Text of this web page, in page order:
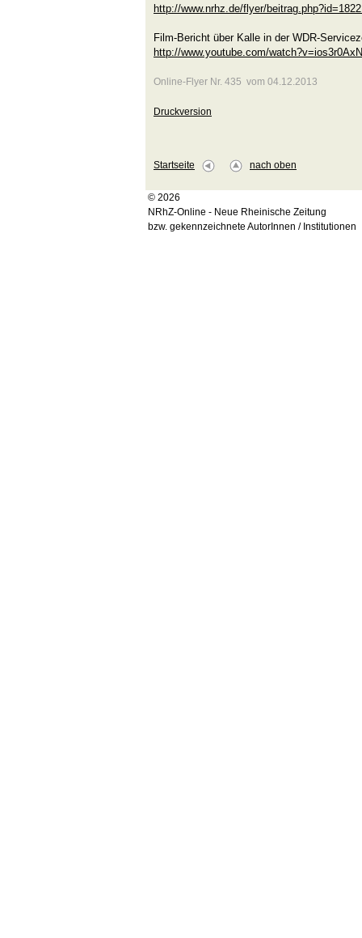
http://www.nrhz.de/flyer/
Film-Bericht über Kalle in der WDR-
http://www.youtube.com/
Online-Flyer Nr. 435 vom 04.12.2013
Druckversion
Startseite nach oben
© 2026
NRhZ-Online - Neue Rheinische Zeitung
bzw. gekennzeichnete AutorInnen / Institutionen